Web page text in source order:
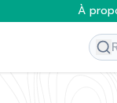
À